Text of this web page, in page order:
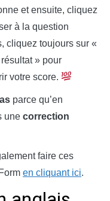
et ensuite, cliquez
à la question
cliquez toujours sur «
» pour
votre score.
parce qu’en
une correction
faire ces
en cliquant ici.